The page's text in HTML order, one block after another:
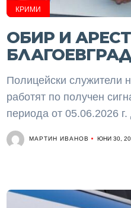
КРИМИ
ОБИР И
Полицейски служители
работят по получен
периода от 05.06.2026
МАРТИН ИВАНОВ ЮНИ 30,